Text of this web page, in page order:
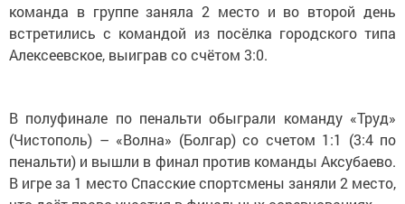
команда в группе заняла 2 место и во второй день
встретились с командой из посёлка городского типа
Алексеевское, выиграв со счётом 3:0.
В полуфинале по пенальти обыграли команду «Труд»
(Чистополь) – «Волна» (Болгар) со счетом 1:1 (3:4 по
пенальти) и вышли в финал против команды Аксубаево.
В игре за 1 место Спасские спортсмены заняли 2 место,